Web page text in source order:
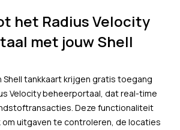
het Radius Velocity
met jouw Shell
Shell tankkaart krijgen gratis toegang
Velocity beheerportaal, dat real-time
Deze functionaliteit
uitgaven te controleren, de locaties